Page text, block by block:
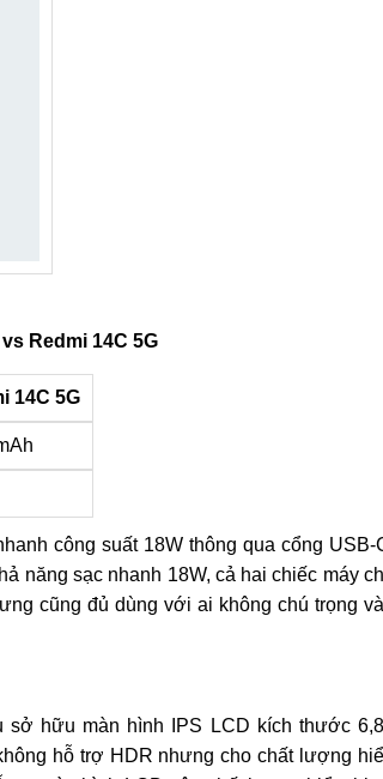
Redmi 14C 5G
14C 5G
công suất 18W thông qua cổng USB-
năng sạc nhanh 18W, cả hai chiếc máy
cũng đủ dùng với ai không chú trọng
sở hữu màn hình IPS LCD kích thước
hỗ trợ HDR nhưng cho chất lượng